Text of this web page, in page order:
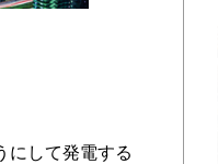
にして発電する